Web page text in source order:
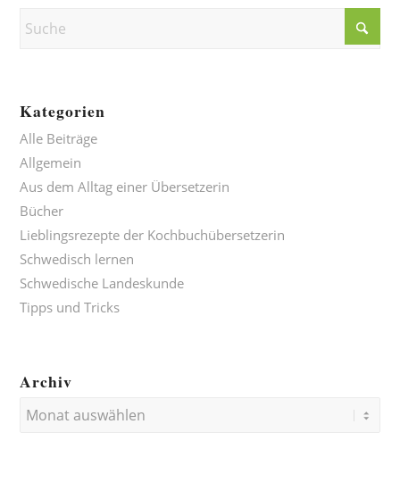
Kategorien
Alle Beiträge
Allgemein
Aus dem Alltag einer Übersetzerin
Bücher
Lieblingsrezepte der Kochbuchübersetzerin
Schwedisch lernen
Schwedische Landeskunde
Tipps und Tricks
Archiv